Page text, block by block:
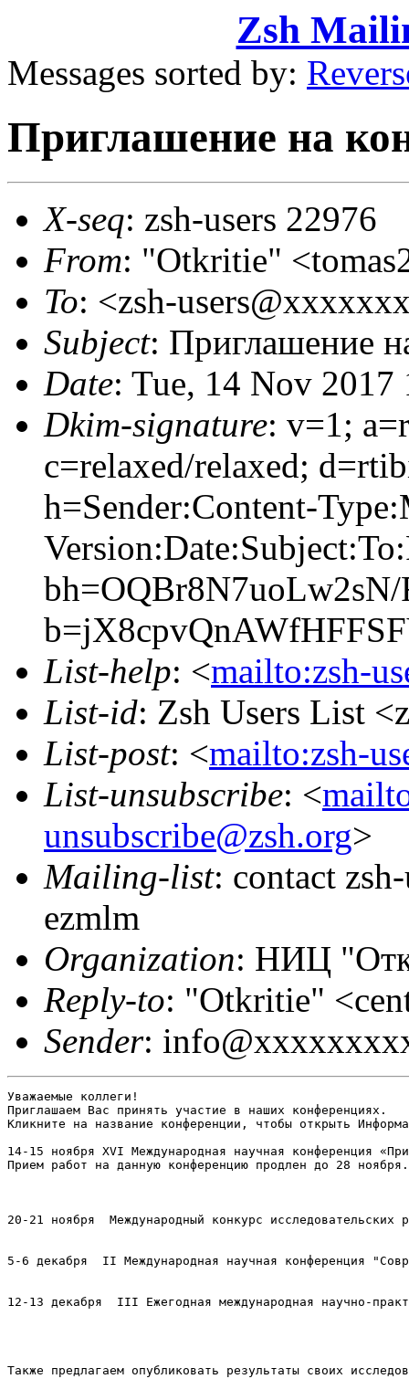
Zsh
Messages sorted by:
Приглашение на
X-seq: zsh-users 22976
From: "Otkritie"
To: <zsh-
Subject: Приглашение
Date: Tue, 14 Nov 2017
Dkim-signature: v=1;
c=relaxed/relaxed;
h=Sender:Content-
List-help: <mailto:zsh-
List-id: Zsh Users List
List-post: <mailto:zsh-
List-unsubscribe: <
unsubscribe@zsh.org>
Mailing-list: contact
ezmlm
Organization: НИЦ
Reply-to: "Otkritie"
Sender:
Уважаемые коллеги!
Приглашаем Вас принять участие в наших конференциях.
Кликните на название конференции, чтобы открыть
14-15 ноября XVI Международная научная
Прием работ на данную конференцию продлен до 28
20-21 ноября  Международный конкурс
5-6 декабря  II Международная научная конференция
12-13 декабря  III Ежегодная международная научно-
Также предлагаем опубликовать результаты своих